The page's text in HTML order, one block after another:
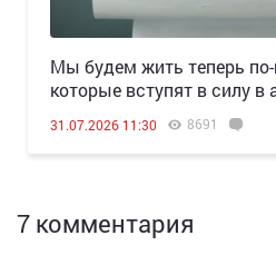
Мы будем жить теперь
которые вступят в силу в
31.07.2026 11:30 8691
7 комментария